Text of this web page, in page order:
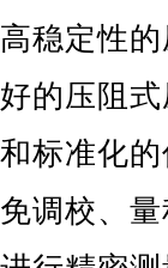
稳定性
的压阻
标准化
调校、